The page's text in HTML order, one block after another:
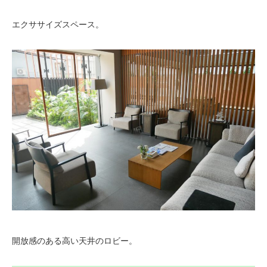
エクササイズスペース。
開放感のある高い天井のロビー。